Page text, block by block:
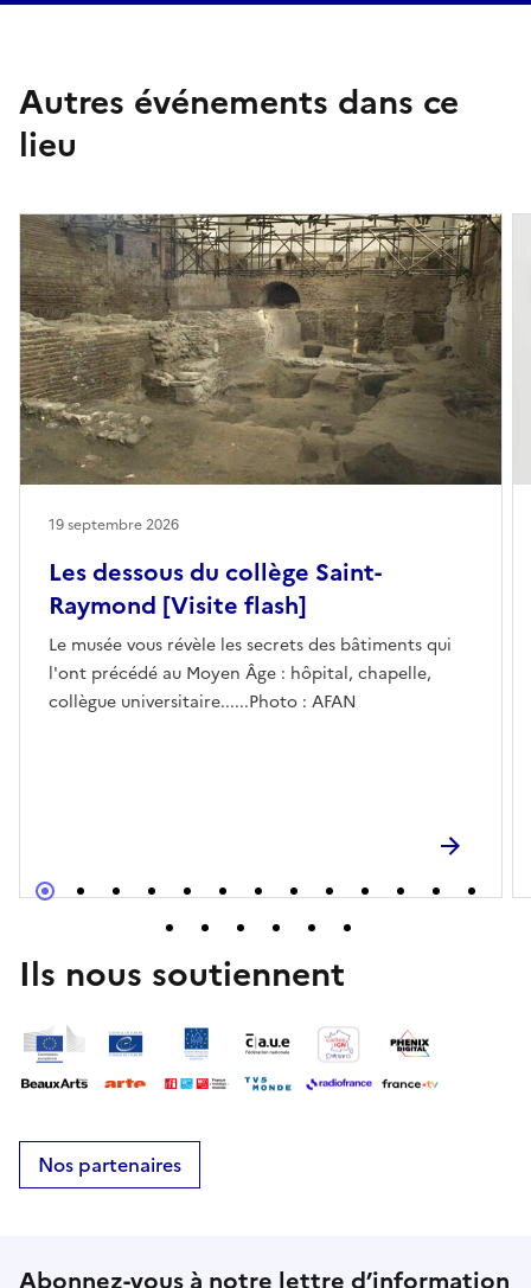
Autres événements dans ce
lieu
Les dessous du collège Saint-
Raymond [Visite flash]
Le musée vous révèle les secrets des bâtiments qui
l'ont précédé au Moyen Âge : hôpital, chapelle,
collègue universitaire......Photo : AFAN
19 septembre 2026
Ils nous soutiennent
Nos partenaires